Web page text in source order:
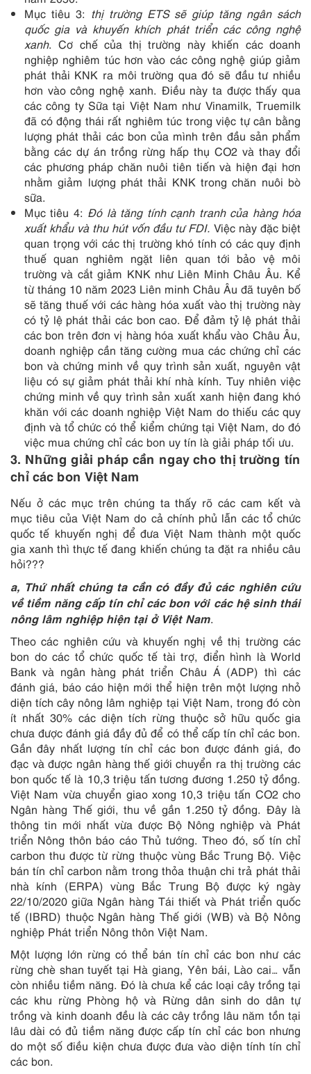
Mục tiêu 3: thị trường ETS sẽ giúp tăng ngân sách
quốc gia và khuyến khích phát triển các công nghệ
xanh. Cơ chế của thị trường này khiến các doanh
nghiệp nghiêm túc hơn vào các công nghệ giúp giảm
phát thải KNK ra môi trường qua đó sẽ đầu tư nhiều
hơn vào công nghệ xanh. Điều này ta được thấy qua
các công ty Sữa tại Việt Nam như Vinamilk, Truemilk
đã có động thái rất nghiêm túc trong việc tự cân bằng
lượng phát thải các bon của mình trên đầu sản phẩm
bằng các dự án trồng rừng hấp thụ CO2 và thay đổi
các phương pháp chăn nuôi tiên tiến và hiện đại hơn
nhằm giảm lượng phát thải KNK trong chăn nuôi bò
sữa.
Mục tiêu 4: Đó là tăng tính cạnh tranh của hàng hóa
xuất khẩu và thu hút vốn đầu tư FDI. Việc này đặc biệt
quan trọng với các thị trường khó tính có các quy định
thuế quan nghiêm ngặt liên quan tới bảo vệ môi
trường và cắt giảm KNK như Liên Minh Châu Âu. Kể
từ tháng 10 năm 2023 Liên minh Châu Âu đã tuyên bố
sẽ tăng thuế với các hàng hóa xuất vào thị trường này
có tỷ lệ phát thải các bon cao. Để đảm tỷ lệ phát thải
các bon trên đơn vị hàng hóa xuất khẩu vào Châu Âu,
doanh nghiệp cần tăng cường mua các chứng chỉ các
bon và chứng minh về quy trình sản xuất, nguyên vật
liệu có sự giảm phát thải khí nhà kính. Tuy nhiên việc
chứng minh về quy trình sản xuất xanh hiện đang khó
khăn với các doanh nghiệp Việt Nam do thiếu các quy
định và tổ chức có thể kiểm chứng tại Việt Nam, do đó
việc mua chứng chỉ các bon uy tín là giải pháp tối ưu.
3. Những giải pháp cần ngay cho thị trường tín
chỉ các bon Việt Nam
Nếu ở các mục trên chúng ta thấy rõ các cam kết và
mục tiêu của Việt Nam do cả chính phủ lẫn các tổ chức
quốc tế khuyến nghị để đưa Việt Nam thành một quốc
gia xanh thì thực tế đang khiến chúng ta đặt ra nhiều câu
hỏi???
a, Thứ nhất chúng ta cần có đầy đủ các nghiên cứu
về tiềm năng cấp tín chỉ các bon với các hệ sinh thái
nông lâm nghiệp hiện tại ở Việt Nam.
Theo các nghiên cứu và khuyến nghị về thị trường các
bon do các tổ chức quốc tế tài trợ, điển hình là World
Bank và ngân hàng phát triển Châu Á (ADP) thì các
đánh giá, báo cáo hiện mới thể hiện trên một lượng nhỏ
diện tích cây nông lâm nghiệp tại Việt Nam, trong đó còn
ít nhất 30% các diện tích rừng thuộc sở hữu quốc gia
chưa được đánh giá đầy đủ để có thể cấp tín chỉ các bon.
Gần đây nhất lượng tín chỉ các bon được đánh giá, đo
đạc và được ngân hàng thế giới chuyển ra thị trường các
bon quốc tế là 10,3 triệu tấn tương đương 1.250 tỷ đồng.
Việt Nam vừa chuyển giao xong 10,3 triệu tấn CO2 cho
Ngân hàng Thế giới, thu về gần 1.250 tỷ đồng. Đây là
thông tin mới nhất vừa được Bộ Nông nghiệp và Phát
triển Nông thôn báo cáo Thủ tướng. Theo đó, số tín chỉ
carbon thu được từ rừng thuộc vùng Bắc Trung Bộ. Việc
bán tín chỉ carbon nằm trong thỏa thuận chi trả phát thải
nhà kính (ERPA) vùng Bắc Trung Bộ được ký ngày
22/10/2020 giữa Ngân hàng Tái thiết và Phát triển quốc
tế (IBRD) thuộc Ngân hàng Thế giới (WB) và Bộ Nông
nghiệp Phát triển Nông thôn Việt Nam.
Một lượng lớn rừng có thể bán tín chỉ các bon như các
rừng chè shan tuyết tại Hà giang, Yên bái, Lào cai… vẫn
còn nhiều tiềm năng. Đó là chưa kể các loại cây trồng tại
các khu rừng Phòng hộ và Rừng dân sinh do dân tự
trồng và kinh doanh đều là các cây trồng lâu năm tồn tại
lâu dài có đủ tiềm năng được cấp tín chỉ các bon nhưng
do một số điều kiện chưa được đưa vào diện tính tín chỉ
các bon.